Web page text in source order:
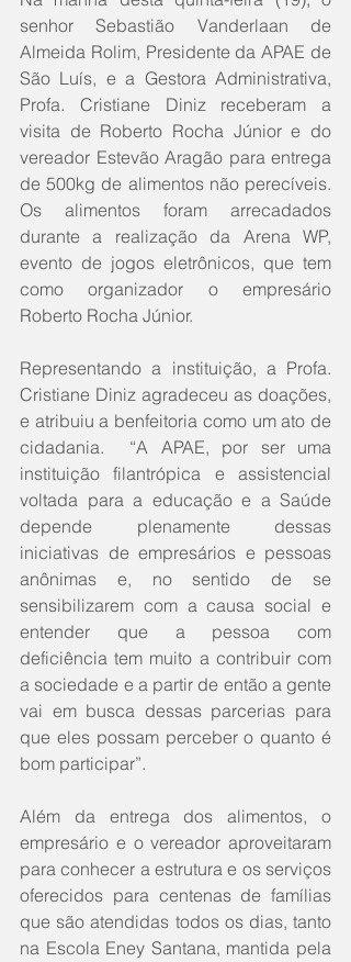
senhor Sebastião Vanderlaan de
Almeida Rolim, Presidente da APAE de
São Luís, e a Gestora Administrativa,
Profa. Cristiane Diniz receberam a
visita de Roberto Rocha Júnior e do
vereador Estevão Aragão para entrega
de 500kg de alimentos não perecíveis.
Os alimentos foram arrecadados
durante a realização da Arena WP,
evento de jogos eletrônicos, que tem
como organizador o empresário
Roberto Rocha Júnior.
Representando a instituição, a Profa.
Cristiane Diniz agradeceu as doações,
e atribuiu a benfeitoria como um ato de
cidadania.  “A APAE, por ser uma
instituição filantrópica e assistencial
voltada para a educação e a Saúde
depende plenamente dessas
iniciativas de empresários e pessoas
anônimas e, no sentido de se
sensibilizarem com a causa social e
entender que a pessoa com
deficiência tem muito a contribuir com
a sociedade e a partir de então a gente
vai em busca dessas parcerias para
que eles possam perceber o quanto é
bom participar”.
Além da entrega dos alimentos, o
empresário e o vereador aproveitaram
para conhecer a estrutura e os serviços
oferecidos para centenas de famílias
que são atendidas todos os dias, tanto
na Escola Eney Santana, mantida pela